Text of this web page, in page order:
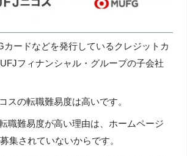
カードなどを発行しているクレジットカ
フィナンシャル・グループの子会社
スの転職難易度は高いです。
職難易度が高い理由は、ホームページ
集されていないからです。